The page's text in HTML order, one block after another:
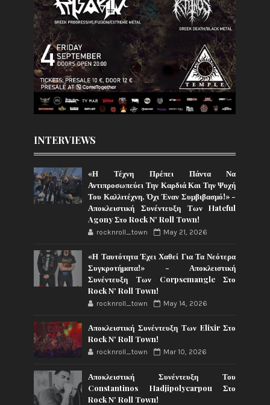
INTERVIEWS
«Η Τέχνη Πρέπει Πάντα Να
Αντιπροσωπεύει Την Καρδιά Και Την Ψυχή
Του Καλλιτέχνη, Όχι Έναν Συμβιβασμό!» -
Αποκλειστική Συνέντευξη Των Hateful
Agony Στο Rock N' Roll Town!
rocknroll_town May 21, 2026
«Η Ταυτότητα Έχει Χαθεί Για Τα Νεότερα
Συγκροτήματα!» - Αποκλειστική
Συνέντευξη Των Corpsemangle Στο
Rock N' Roll Town!
rocknroll_town May 14, 2026
Αποκλειστική Συνέντευξη Των Elixir Στο
Rock N' Roll Town!
rocknroll_town Mar 10, 2026
Αποκλειστική Συνέντευξη Του
Constantinos Hadjipolycarpou Στο
Rock N' Roll Town!